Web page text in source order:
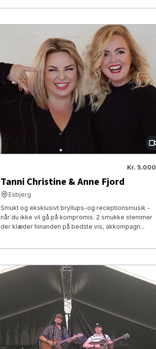
Kr. 5.000
Tanni Christine & Anne Fjord
Esbjerg
Smukt og eksklusivt bryllups-og receptionsmusik -
når du ikke vil gå på kompromis. 2 smukke stemmer
der klæder hinanden på bedste vis, akkompagn...